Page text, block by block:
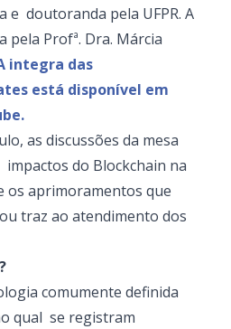
e doutoranda pela UFPR. A
pela Profª. Dra. Márcia
integra das
está disponível em
as discussões da mesa
impactos do Blockchain na
os aprimoramentos que
traz ao atendimento dos
comumente definida
qual se registram